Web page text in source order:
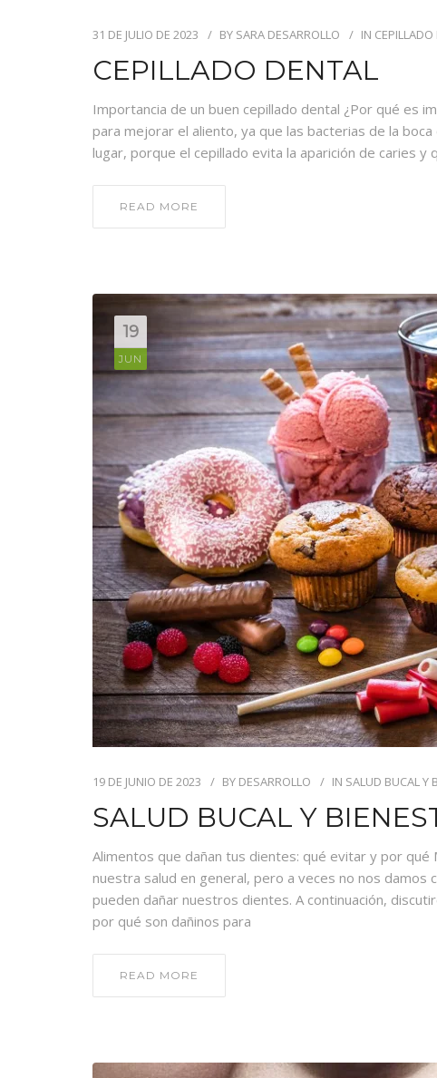
31 DE JULIO DE 2023 BY SARA DESARROLLO IN
CEPILLADO DENTAL
Importancia de un buen cepillado dental ¿Por qué es
para mejorar el aliento, ya que las bacterias de la
lugar, porque el cepillado evita la aparición de caries
READ MORE
19
JUN
19 DE JUNIO DE 2023 BY DESARROLLO IN SALUD BUCAL Y
SALUD BUCAL Y
Alimentos que dañan tus dientes: qué evitar y por
nuestra salud en general, pero a veces no nos
pueden dañar nuestros dientes. A continuación,
por qué son dañinos para
READ MORE